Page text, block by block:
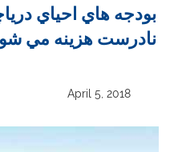
بودجه هاي احياي
نادرست هزينه مي
April 5, 2018